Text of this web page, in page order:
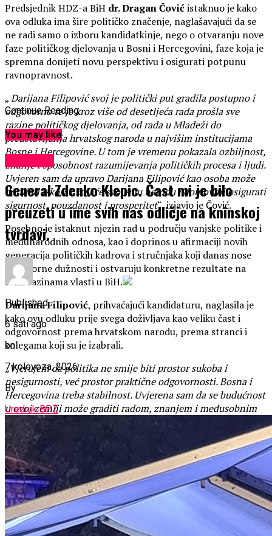
Predsjednik HDZ-a BiH dr. Dragan Čovićistaknuo je kako
ova odluka ima šire političko značenje, naglašavajući da se
ne radi samo o izboru kandidatkinje, nego o otvaranju nove
faze političkog djelovanja u Bosni i Hercegovini, faze koja je
spremna donijeti novu perspektivu i osigurati potpunu
ravnopravnost.
„Darijana Filipović svoj je politički put gradila postupno i
odgovorno te je kroz više od desetljeća rada prošla sve
razine političkog djelovanja, od rada u Mladeži do
predstavljanja hrvatskog naroda u najvišim institucijama
Bosne i Hercegovine. U tom je vremenu pokazala ozbiljnost,
znanje i sposobnost razumijevanja političkih procesa i ljudi.
Uvjeren sam da upravo Darijana Filipović kao osoba može
donijeti iskorak koji će svojemu narodu i domovini osigurati
sigurnost, pouzdanost i prosperitet“, izjavio je Čović.
Posebno je istaknut njezin rad u području vanjske politike i
međunarodnih odnosa, kao i doprinos u afirmaciji novih
generacija političkih kadrova i stručnjaka koji danas nose
odgovorne dužnosti i ostvaruju konkretne rezultate na
svim razinama vlasti u BiH.
Darijana Filipović, prihvaćajući kandidaturu, naglasila je
kako ovu odluku prije svega doživljava kao veliku čast i
odgovornost prema hrvatskom narodu, prema stranci i
kolegama koji su je izabrali.
„Vjerujem da politika ne smije biti prostor sukoba i
nesigurnosti, već prostor praktične odgovornosti. Bosna i
Hercegovina treba stabilnost. Uvjerena sam da se budućnost
u ovoj zemlji može graditi radom, znanjem i međusobnim
poštivanjem. Iskoraci u borbi za ravnopravnost hrvatskoga
naroda proteklih godina pokazali su koliko su stručnost i
stabilnost nužne i da jedino donose rezultat. Ovu
kandidaturu vidim kao priliku da zajedno ostvarimo
zacrtane ciljeve i otvorimo novo političko poglavlje u BiH“,
poručila je Filipović.
U svom obraćanju naglasila je i važnost političke
odgovornosti unutar hrvatskog političkog prostora.
Continue Reading
You may like
General Zdenko Klepic. Čast mi je bilo
preuzeti u ime svih nas odličje na kninskoj
tvrdavi.
Published
6 sati ago
on
7 kolovoza, 2026
By
Urednik BPZ